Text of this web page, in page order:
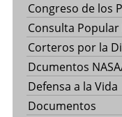
Congreso de los
Consulta Popular
Corteros por la
Dcumentos
Defensa a la Vida
Documentos